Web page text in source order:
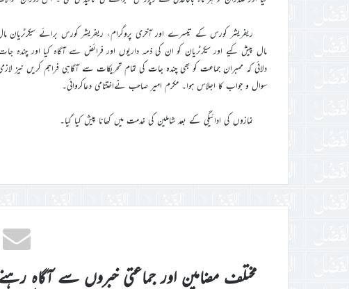
ریفریشر کورس کے تیسرے اور آخری پروگرام، ریفریشر کورس برائے سیکرٹریان
مال پیش کیے اور سیکرٹریان کو ان کی ذمہ داریوں اور فرائض سے آگاہ کیا اور
دلائی کہ ممبران جماعت کو بھی چندہ جات کی تمام تحریکات سے آگاہی فراہم کریں نیز
سوال و جواب کا اجلاس ہوا۔ مکرم امیر صاحب نےاختتامی دعاکروائی۔
نمازوں کی ادائیگی کے بعد شاملین کی خدمت میں کھانا پیش کیا گیا۔
مختلف مضامین اور جماعتی خبروں سے آگاہ